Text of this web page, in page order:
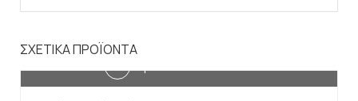
ΣΧΕΤΙΚΆ ΠΡΟΪΌΝΤΑ